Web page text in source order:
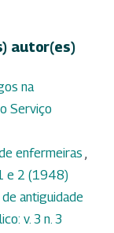
autor(es)
na
Serviço
enfermeiras ,
e 2 (1948)
antiguidade
v. 3 n. 3